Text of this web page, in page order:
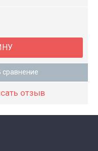
сравнение
отзыв